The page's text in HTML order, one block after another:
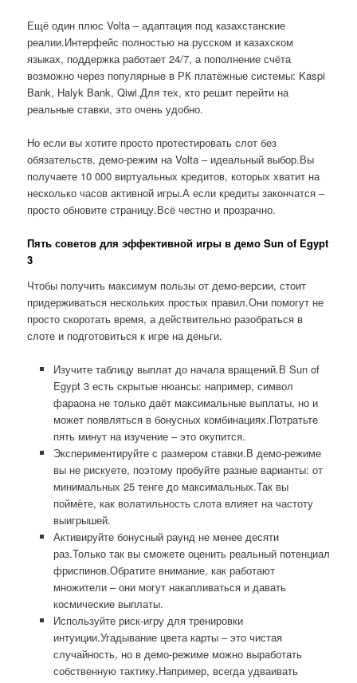
Ещё один плюс Volta – адаптация под казахстанские
реалии.Интерфейс полностью на русском и казахском
языках, поддержка работает 24/7, а пополнение счёта
возможно через популярные в РК платёжные системы: Kaspi
Bank, Halyk Bank, Qiwi.Для тех, кто решит перейти на
реальные ставки, это очень удобно.
Но если вы хотите просто протестировать слот без
обязательств, демо-режим на Volta – идеальный выбор.Вы
получаете 10 000 виртуальных кредитов, которых хватит на
несколько часов активной игры.А если кредиты закончатся –
просто обновите страницу.Всё честно и прозрачно.
Пять советов для эффективной игры в демо Sun of Egypt
3
Чтобы получить максимум пользы от демо-версии, стоит
придерживаться нескольких простых правил.Они помогут не
просто скоротать время, а действительно разобраться в
слоте и подготовиться к игре на деньги.
Изучите таблицу выплат до начала вращений.В Sun of
Egypt 3 есть скрытые нюансы: например, символ
фараона не только даёт максимальные выплаты, но и
может появляться в бонусных комбинациях.Потратьте
пять минут на изучение – это окупится.
Экспериментируйте с размером ставки.В демо-режиме
вы не рискуете, поэтому пробуйте разные варианты: от
минимальных 25 тенге до максимальных.Так вы
поймёте, как волатильность слота влияет на частоту
выигрышей.
Активируйте бонусный раунд не менее десяти
раз.Только так вы сможете оценить реальный потенциал
фриспинов.Обратите внимание, как работают
множители – они могут накапливаться и давать
космические выплаты.
Используйте риск-игру для тренировки
интуиции.Угадывание цвета карты – это чистая
случайность, но в демо-режиме можно выработать
собственную тактику.Например, всегда удваивать